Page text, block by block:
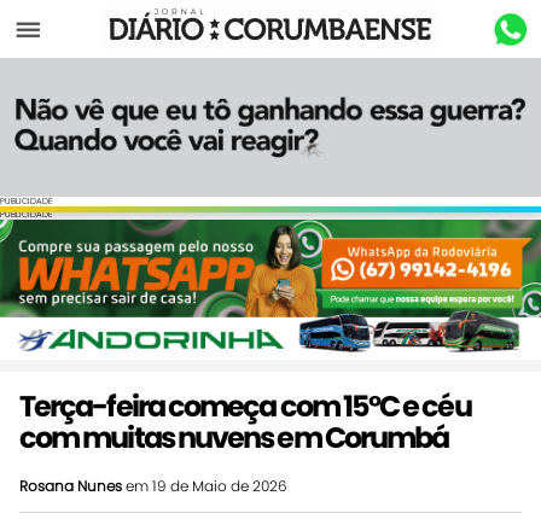
Menu
PUBLICIDADE
PUBLICIDADE
Terça-feira começa com 15°C e céu
com muitas nuvens em Corumbá
Rosana Nunesem 19 de Maio de 2026